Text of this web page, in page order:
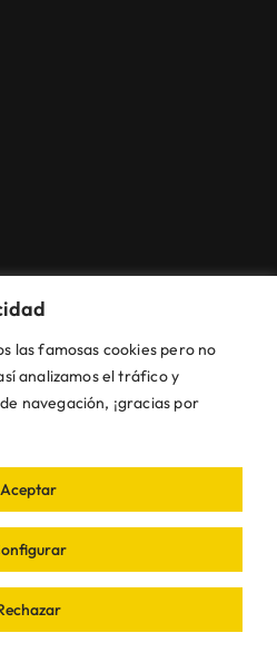
las famosas cookies pero no
analizamos el tráfico y
navegación, ¡gracias por
Aceptar